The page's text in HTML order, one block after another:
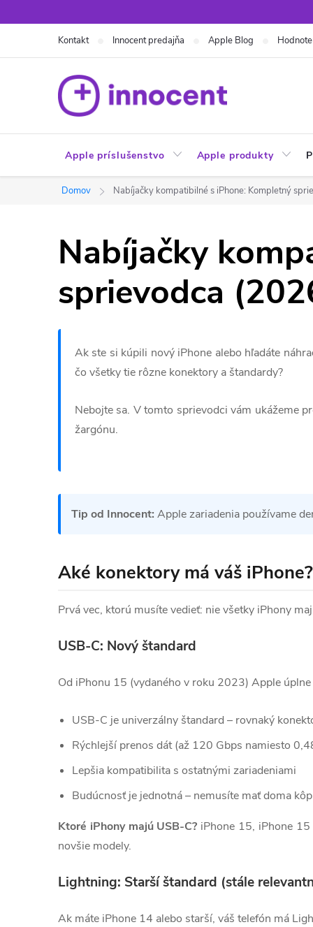
na
Kontakt Innocent predajňa Apple Blog
Apple príslušenstvo Apple produkty
Domov Nabíjačky kompatibilné s iPhone: Kompletný
Nabíjačky
sprievodca
Ak ste si kúpili nový iPhone alebo hľadáte
čo všetky tie rôzne konektory a štandardy?
Nebojte sa. V tomto sprievodci vám ukážeme
žargónu.
Tip od Innocent: Apple zariadenia používame
Aké konektory má váš iPhone?
Prvá vec, ktorú musíte vedieť: nie všetky iPhony
USB-C: Nový štandard
Od iPhonu 15 (vydaného v roku 2023) Apple
USB-C je univerzálny štandard – rovnaký
Rýchlejší prenos dát (až 120 Gbps namiesto
Lepšia kompatibilita s ostatnými zariadeniami
Budúcnosť je jednotná – nemusíte mať doma
Ktoré iPhony majú USB-C? iPhone 15, iPhone
novšie modely.
Lightning: Starší štandard (stále
Ak máte iPhone 14 alebo starší, váš telefón má